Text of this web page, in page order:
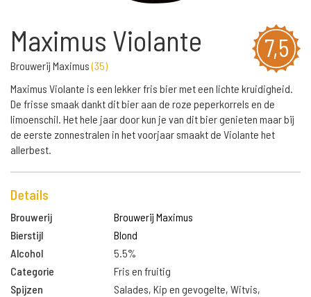
7,5
Maximus Violante
Brouwerij Maximus(35)
Maximus Violante is een lekker fris bier met een lichte kruidigheid.
De frisse smaak dankt dit bier aan de roze peperkorrels en de
limoenschil. Het hele jaar door kun je van dit bier genieten maar bij
de eerste zonnestralen in het voorjaar smaakt de Violante het
allerbest.
Details
Brouwerij
Brouwerij Maximus
Bierstijl
Blond
Alcohol
5.5%
Categorie
Fris en fruitig
Spijzen
Salades, Kip en gevogelte, Witvis,